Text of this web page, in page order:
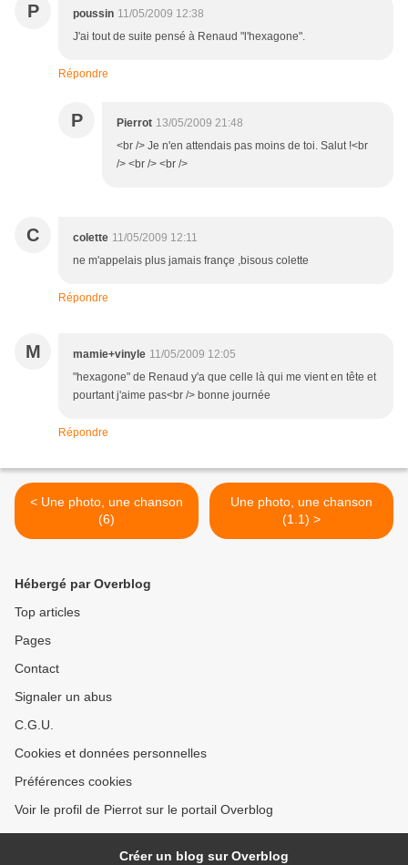
P poussin 11/05/2009 12:38
J'ai tout de suite pensé à Renaud "l'hexagone".
Répondre
P Pierrot 13/05/2009 21:48
<br /> Je n'en attendais pas moins de toi. Salut !<br
/> <br /> <br />
C colette 11/05/2009 12:11
ne m'appelais plus jamais françe ,bisous colette
Répondre
M mamie+vinyle 11/05/2009 12:05
"hexagone" de Renaud y'a que celle là qui me vient en tête et
pourtant j'aime pas<br /> bonne journée
Répondre
< Une photo, une chanson
(6)
Une photo, une chanson
(1.1) >
Hébergé par Overblog
Top articles
Pages
Contact
Signaler un abus
C.G.U.
Cookies et données personnelles
Préférences cookies
Voir le profil de Pierrot sur le portail Overblog
Créer un blog sur Overblog